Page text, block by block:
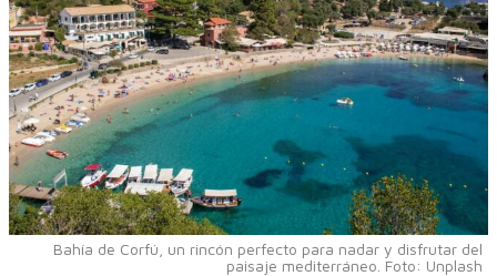
Bahía de Corfú, un rincón perfecto para nadar y disfrutar del
paisaje mediterráneo. Foto: Unplash